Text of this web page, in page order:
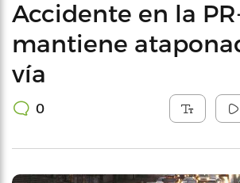
Accidente en la
mantiene
vía
0